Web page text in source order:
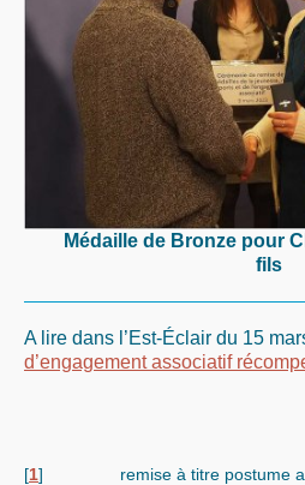
Médaille de Bronze pour
fils
A lire dans l’Est-Éclair du 15
d’engagement associatif
[1] remise à titre postume